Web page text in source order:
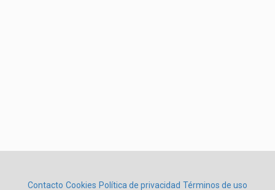
Contacto Cookies Política de privacidad Términos de uso